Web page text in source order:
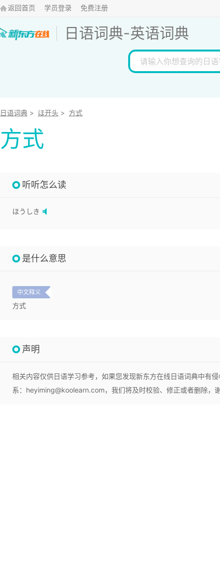
返回首页 学员登录 免费注册
日语词典-英语词典
日语词典 > ほ开头 > 方式
方式
听听怎么读
ほうしき
是什么意思
中文释义
方式
声明
相关内容仅供日语学习参考，如果您发现新东方在线日语词典中有
系：heyiming@koolearn.com，我们将及时校验、修正或者删除，